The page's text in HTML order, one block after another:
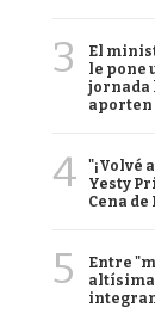
3
El
le pone
jornada
aporten
4
"¡Volvé
Yesty
Cena de
5
Entre
altísima